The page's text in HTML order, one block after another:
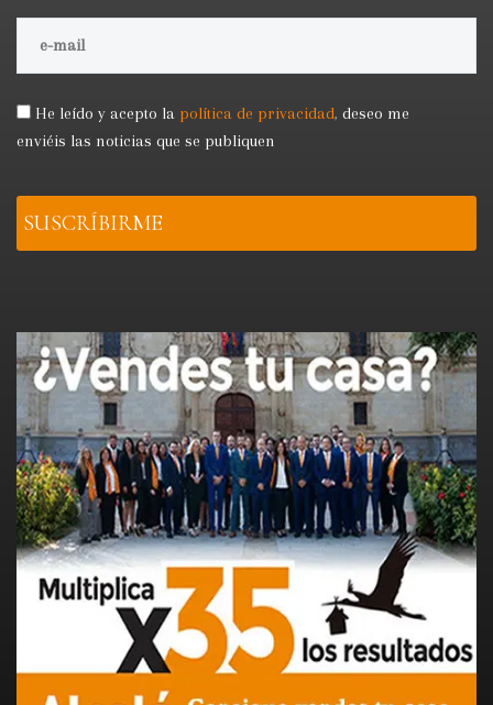
He leído y acepto la política de privacidad, deseo me
enviéis las noticias que se publiquen